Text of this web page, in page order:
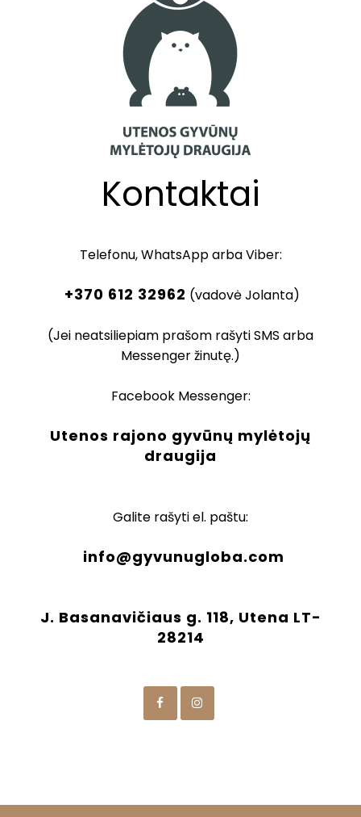
Kontaktai
Telefonu, WhatsApp arba Viber:
+370 612 32962 (vadovė Jolanta)
(Jei neatsiliepiam prašom rašyti SMS arba
Messenger žinutę.)
Facebook Messenger:
Utenos rajono gyvūnų mylėtojų
draugija
Galite rašyti el. paštu:
info@gyvunugloba.com
J. Basanavičiaus g. 118, Utena LT-
28214